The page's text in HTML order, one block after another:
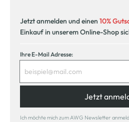
Jetzt anmelden und einen 10%
Einkauf in unserem Online-Shop
Ihre E-Mail Adresse:
Jetzt
Ich möchte mich zum AWG Newsletter